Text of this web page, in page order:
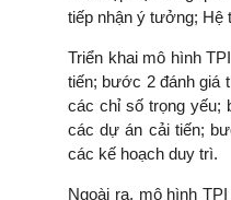
tiếp nhận ý tưởng; Hệ
Triển khai mô hình
tiến; bước 2 đánh giá
các chỉ số trọng yếu;
các dự án cải tiến;
các kế hoạch duy trì.
Ngoài ra, mô hình